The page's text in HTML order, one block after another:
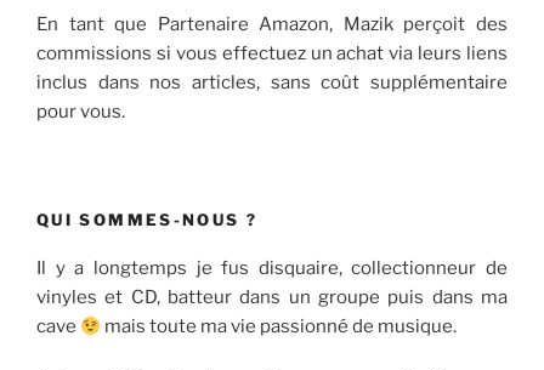
En tant que Partenaire Amazon, Mazik perçoit des
commissions si vous effectuez un achat via leurs liens
inclus dans nos articles, sans coût supplémentaire
pour vous.
QUI SOMMES-NOUS ?
Il y a longtemps je fus disquaire, collectionneur de
vinyles et CD, batteur dans un groupe puis dans ma
cave
mais toute ma vie passionné de musique.